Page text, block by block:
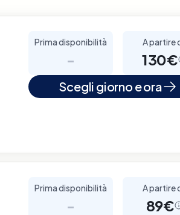
Prima disponibilità
-
A partire
130€
Scegli giorno e ora
Prima disponibilità
-
A partire
89€